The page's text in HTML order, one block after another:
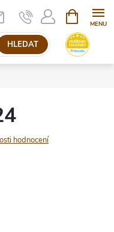
HLEDAT
NÁKUPNÍ
KOŠÍK
hodnocení